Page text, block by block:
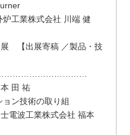
株式会社 川端 健
【出展寄稿 ／製品・技
……………………………
田 祐
ン技術の取り組
工業株式会社 福本